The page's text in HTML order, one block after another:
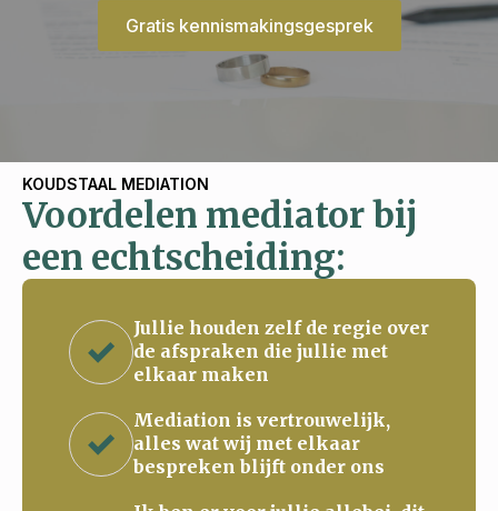
Gratis kennismakingsgesprek
KOUDSTAAL MEDIATION
Voordelen mediator bij
een echtscheiding:
Jullie houden zelf de regie over
de afspraken die jullie met
elkaar maken
Mediation is vertrouwelijk,
alles wat wij met elkaar
bespreken blijft onder ons